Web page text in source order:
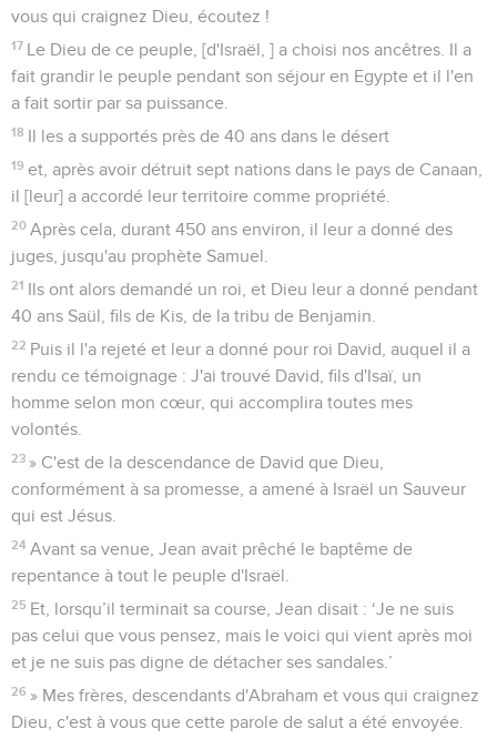
vous qui craignez Dieu, écoutez !
17 Le Dieu de ce peuple, [d'Israël, ] a choisi nos ancêtres. Il a
fait grandir le peuple pendant son séjour en Egypte et il l'en
a fait sortir par sa puissance.
18 Il les a supportés près de 40 ans dans le désert
19 et, après avoir détruit sept nations dans le pays de Canaan,
il [leur] a accordé leur territoire comme propriété.
20 Après cela, durant 450 ans environ, il leur a donné des
juges, jusqu'au prophète Samuel.
21 Ils ont alors demandé un roi, et Dieu leur a donné pendant
40 ans Saül, fils de Kis, de la tribu de Benjamin.
22 Puis il l'a rejeté et leur a donné pour roi David, auquel il a
rendu ce témoignage : J'ai trouvé David, fils d'Isaï, un
homme selon mon cœur, qui accomplira toutes mes
volontés.
23 » C'est de la descendance de David que Dieu,
conformément à sa promesse, a amené à Israël un Sauveur
qui est Jésus.
24 Avant sa venue, Jean avait prêché le baptême de
repentance à tout le peuple d'Israël.
25 Et, lorsqu’il terminait sa course, Jean disait : ‘Je ne suis
pas celui que vous pensez, mais le voici qui vient après moi
et je ne suis pas digne de détacher ses sandales.’
26 » Mes frères, descendants d'Abraham et vous qui craignez
Dieu, c'est à vous que cette parole de salut a été envoyée.